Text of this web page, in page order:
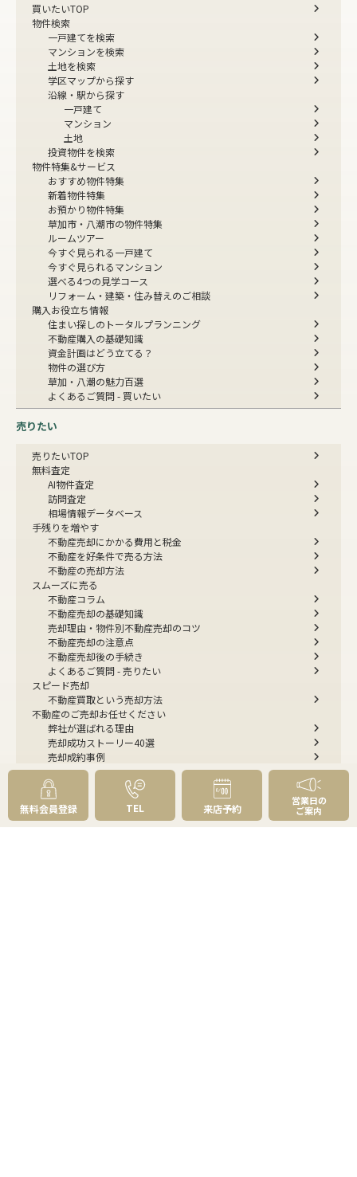
買いたいTOP
物件検索
一戸建てを検索
マンションを検索
土地を検索
学区マップから探す
沿線・駅から探す
一戸建て
マンション
土地
投資物件を検索
物件特集&サービス
おすすめ物件特集
新着物件特集
お預かり物件特集
草加市・八潮市の物件特集
ルームツアー
今すぐ見られる一戸建て
今すぐ見られるマンション
選べる4つの見学コース
リフォーム・建築・住み替えのご相談
購入お役立ち情報
住まい探しのトータルプランニング
不動産購入の基礎知識
資金計画はどう立てる？
物件の選び方
草加・八潮の魅力百選
よくあるご質問 - 買いたい
売りたい
売りたいTOP
無料査定
AI物件査定
訪問査定
相場情報データベース
手残りを増やす
不動産売却にかかる費用と税金
不動産を好条件で売る方法
不動産の売却方法
スムーズに売る
不動産コラム
不動産売却の基礎知識
売却理由・物件別不動産売却のコツ
不動産売却の注意点
不動産売却後の手続き
よくあるご質問 - 売りたい
スピード売却
不動産買取という売却方法
不動産のご売却お任せください
弊社が選ばれる理由
売却成功ストーリー40選
売却成約事例
お預かり物件掲載実例
無料実査定予約
住まいのお悩み別
無料会員登録 TEL 来店予約
営業日の
ご案内